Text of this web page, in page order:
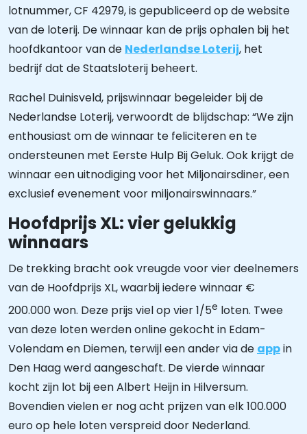
lotnummer, CF 42979, is gepubliceerd op de website
van de loterij. De winnaar kan de prijs ophalen bij het
hoofdkantoor van de Nederlandse Loterij, het
bedrijf dat de Staatsloterij beheert.
Rachel Duinisveld, prijswinnaar begeleider bij de
Nederlandse Loterij, verwoordt de blijdschap: “We zijn
enthousiast om de winnaar te feliciteren en te
ondersteunen met Eerste Hulp Bij Geluk. Ook krijgt de
winnaar een uitnodiging voor het Miljonairsdiner, een
exclusief evenement voor miljonairswinnaars.”
Hoofdprijs XL: vier gelukkig
winnaars
De trekking bracht ook vreugde voor vier deelnemers
van de Hoofdprijs XL, waarbij iedere winnaar €
200.000 won. Deze prijs viel op vier 1/5e loten. Twee
van deze loten werden online gekocht in Edam-
Volendam en Diemen, terwijl een ander via de appin
Den Haag werd aangeschaft. De vierde winnaar
kocht zijn lot bij een Albert Heijn in Hilversum.
Bovendien vielen er nog acht prijzen van elk 100.000
euro op hele loten verspreid door Nederland.